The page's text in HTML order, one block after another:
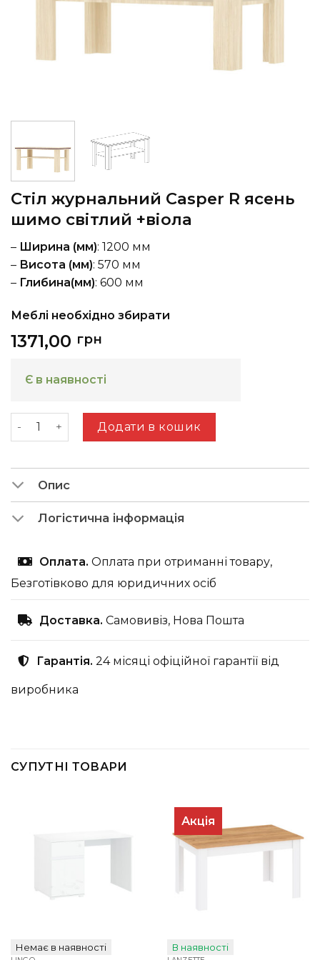
Стіл журнальний Casper R ясень
шимо світлий +віола
– Ширина (мм): 1200 мм
– Висота (мм): 570 мм
– Глибина(мм): 600 мм
Меблі необхідно збирати
1371,00 грн
Є в наявності
Стіл журнальний Casper R ясень шимо світлий
Додати в кошик
Опис
Логістична інформація
Оплата. Оплата при отриманні товару,
Безготівково для юридичних осіб
Доставка. Самовивіз, Нова Пошта
Гарантія. 24 місяці офіційної гарантії від
виробника
СУПУТНІ ТОВАРИ
Немає в наявності
Акція
В наявності